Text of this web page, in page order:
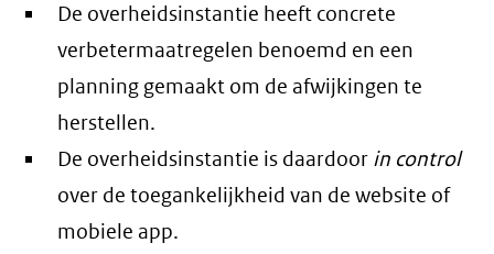
De overheidsinstantie heeft concrete
verbetermaatregelen benoemd en een
planning gemaakt om de afwijkingen te
herstellen.
De overheidsinstantie is daardoor in control
over de toegankelijkheid van de website of
mobiele app.